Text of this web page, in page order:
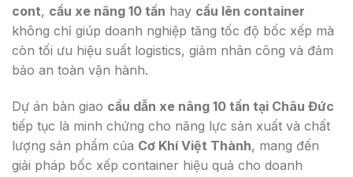
cont, cầu xe nâng 10 tấn hay cầu lên container
không chỉ giúp doanh nghiệp tăng tốc độ bốc xếp mà
còn tối ưu hiệu suất logistics, giảm nhân công và đảm
bảo an toàn vận hành.
Dự án bàn giao cầu dẫn xe nâng 10 tấn tại Châu Đức
tiếp tục là minh chứng cho năng lực sản xuất và chất
lượng sản phẩm của Cơ Khí Việt Thành, mang đến
giải pháp bốc xếp container hiệu quả cho doanh